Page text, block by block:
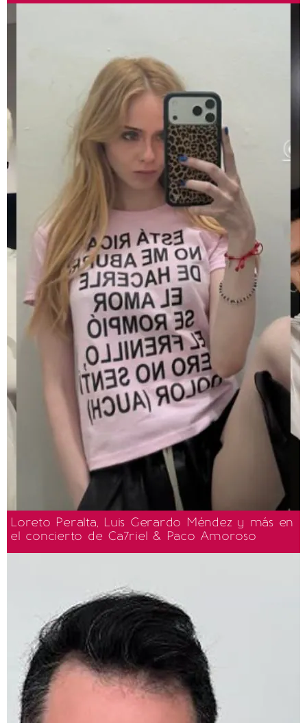
Loreto Peralta, Luis Gerardo Méndez y más en
el concierto de Ca7riel & Paco Amoroso